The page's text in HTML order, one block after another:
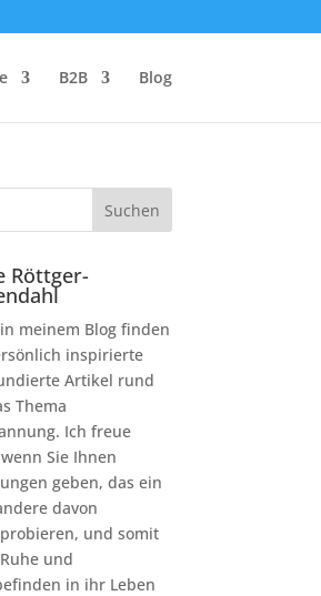
B2B Blog
Röttger-
meinem Blog finden
inspirierte
Artikel rund
Thema
Ich freue
Sie Ihnen
geben, das ein
davon
und somit
und
in ihr Leben